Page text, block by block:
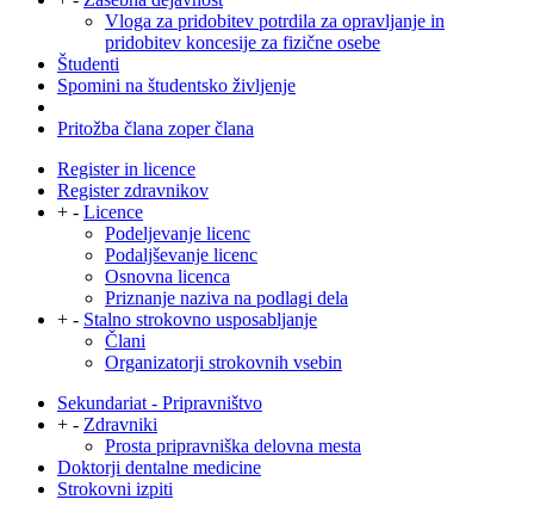
Vloga za pridobitev potrdila za opravljanje in
pridobitev koncesije za fizične osebe
Študenti
Spomini na študentsko življenje
Pritožba člana zoper člana
Register in licence
Register zdravnikov
+ - Licence
Podeljevanje licenc
Podaljševanje licenc
Osnovna licenca
Priznanje naziva na podlagi dela
+ - Stalno strokovno usposabljanje
Člani
Organizatorji strokovnih vsebin
Sekundariat - Pripravništvo
+ - Zdravniki
Prosta pripravniška delovna mesta
Doktorji dentalne medicine
Strokovni izpiti